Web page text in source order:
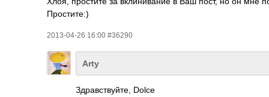
Простите:)
2013-04-26 16:00 #36290
Arty
Здравствуйте, Dolce